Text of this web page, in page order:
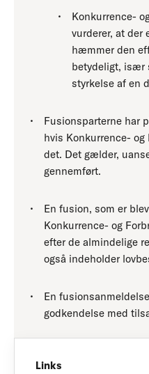
Konkurrence-
vurderer, at der
hæmmer den
betydeligt, især
styrkelse af en
Fusionsparterne har
hvis Konkurrence-
det. Det gælder,
gennemført.
En fusion, som er
Konkurrence- og
efter de almindelige
også indeholder
En
godkendelse med
Links